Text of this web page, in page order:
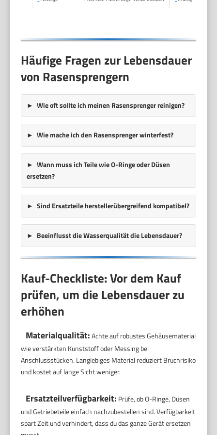
Häufige Fragen zur Lebensdauer
von Rasensprengern
Wie oft sollte ich meinen Rasensprenger reinigen?
Wie mache ich den Rasensprenger winterfest?
Wann muss ich Teile wie O-Ringe oder Düsen
ersetzen?
Sind Ersatzteile herstellerübergreifend kompatibel?
Beeinflusst die Wasserqualität die Lebensdauer?
Kauf-Checkliste: Vor dem Kauf
prüfen, um die Lebensdauer zu
erhöhen
Materialqualität:Achte auf robustes Gehäusematerial
wie verstärkten Kunststoff oder Messing bei
Anschlussstücken. Langlebiges Material reduziert Bruchrisiko
und kostet auf lange Sicht weniger.
Ersatzteilverfügbarkeit: Prüfe, ob O-Ringe, Düsen
und Getriebeteile einfach nachzubestellen sind. Verfüg­barkeit
spart Zeit und verhindert, dass du das ganze Gerät ersetzen